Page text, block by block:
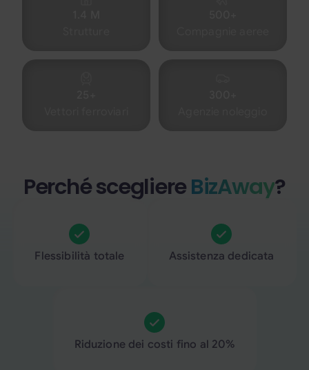
Perché scegliereBizAway?
Flessibilità totale Assistenza dedicata
Riduzione dei costi fino al 20%